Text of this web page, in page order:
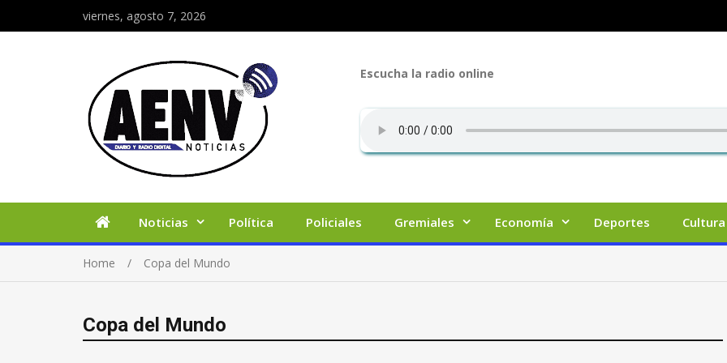
viernes, agosto 7, 2026
Escucha la radio online
Noticias Política Policiales Gremiales Economía Deportes Cultura
Home Copa del Mundo
Copa del Mundo